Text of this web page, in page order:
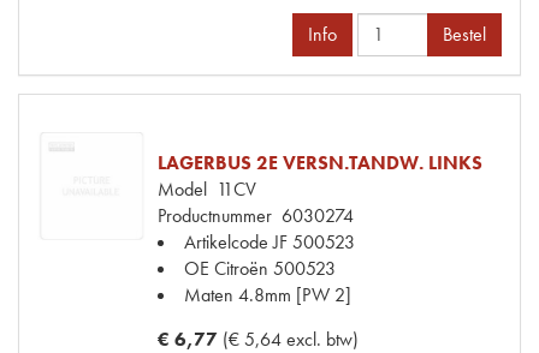
Info Bestel
LAGERBUS 2E VERSN.TANDW. LINKS
Model 11CV
Productnummer 6030274
Artikelcode JF500523
OE Citroën 500523
Maten 4.8mm [PW 2]
€ 6,77 (€ 5,64 excl. btw)